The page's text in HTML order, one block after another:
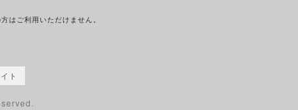
はご利用いただけません。
ト